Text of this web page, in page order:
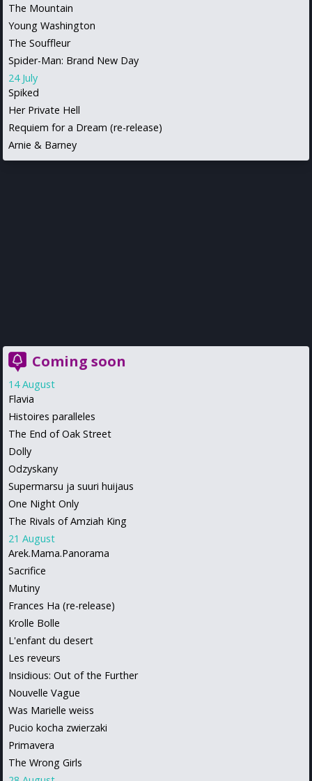
The Mountain
Young Washington
The Souffleur
Spider-Man: Brand New Day
24 July
Spiked
Her Private Hell
Requiem for a Dream (re-release)
Arnie & Barney
Coming soon
14 August
Flavia
Histoires paralleles
The End of Oak Street
Dolly
Odzyskany
Supermarsu ja suuri huijaus
One Night Only
The Rivals of Amziah King
21 August
Arek.Mama.Panorama
Sacrifice
Mutiny
Frances Ha (re-release)
Krolle Bolle
L'enfant du desert
Les reveurs
Insidious: Out of the Further
Nouvelle Vague
Was Marielle weiss
Pucio kocha zwierzaki
Primavera
The Wrong Girls